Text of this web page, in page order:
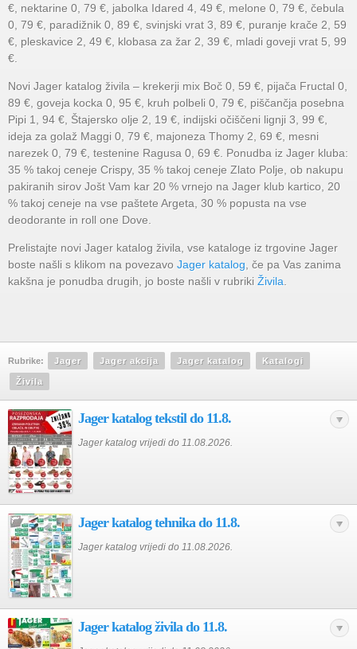
€, nektarine 0, 79 €, jabolka Idared 4, 49 €, melone 0, 79 €, čebula
0, 79 €, paradižnik 0, 89 €, svinjski vrat 3, 89 €, puranje krače 2, 59
€, pleskavice 2, 49 €, klobasa za žar 2, 39 €, mladi goveji vrat 5, 99
€.
Novi Jager katalog živila – krekerji mix Boč 0, 59 €, pijača Fructal 0,
89 €, goveja kocka 0, 95 €, kruh polbeli 0, 79 €, piščančja posebna
Pipi 1, 94 €, Štajersko olje 2, 19 €, indijski očiščeni lignji 3, 99 €,
ideja za golaž Maggi 0, 79 €, majoneza Thomy 2, 69 €, mesni
narezek 0, 79 €, testenine Ragusa 0, 69 €. Ponudba iz Jager kluba:
35 % takoj ceneje Crispy, 35 % takoj ceneje Zlato Polje, ob nakupu
pakiranih sirov Jošt Vam kar 20 % vrnejo na Jager klub kartico, 20
% takoj ceneje na vse paštete Argeta, 30 % popusta na vse
deodorante in roll one Dove.
Prelistajte novi Jager katalog živila, vse kataloge iz trgovine Jager
boste našli s klikom na povezavo Jager katalog , če pa Vas zanima
kakšna je ponudba drugih, jo boste našli v rubriki Živila
Rubrike: Jager Jager akcija Jager katalog Katalogi
Živila
Jager katalog tekstil do 11.8.
Jager katalog vrijedi do 11.08.2026.
Jager katalog tehnika do 11.8.
Jager katalog vrijedi do 11.08.2026.
Jager katalog živila do 11.8.